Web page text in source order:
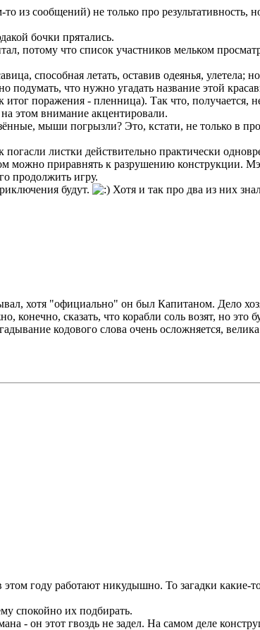
из сообщений) не только про
бочки прятались.
потому что список участников мельком
способная летать, оставив одеянья, улетела;
что нужно угадать название этой
поражения - пленница). Так что, получается,
этом внимание акцентировали.
мыши погрызли? Это, кстати, не только в
листки действительно практически
приравнять к разрушению конструкции.
продолжить игру.
будут.
Хотя и так про два из них
хотя "официально" он был Капитаном. Дело
сказать, что корабли соль возят, но
кодового слова очень осложняется,
году работают никудышно. То загадки какие-
спокойно их подбирать.
- он этот гвоздь не задел. На самом деле